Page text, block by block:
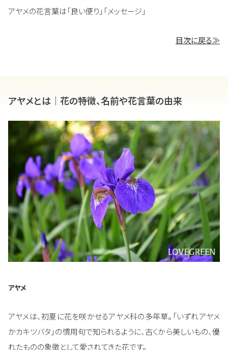
アヤメの花言葉は「良い便り」「メッセージ」
目次に戻る≫
アヤメとは｜花の特徴、名前や花言葉の由来
アヤメ
アヤメは、初夏に花を咲かせるアヤメ科の多年草。「いずれアヤメ
かカキツバタ」の慣用句で知られるように、古くから美しいもの、優
れたものの象徴として愛されてきた花です。